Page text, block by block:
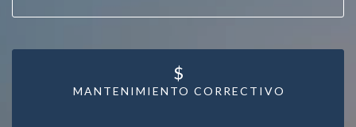
MANTENIMIENTO CORRECTIVO
$